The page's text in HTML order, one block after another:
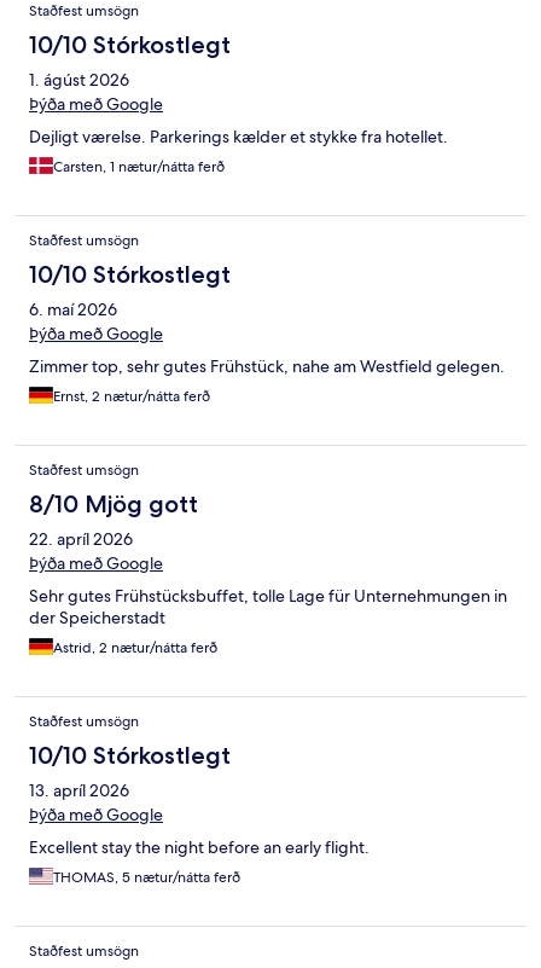
Staðfest umsögn
10/10 Stórkostlegt
1. ágúst 2026
Þýða með Google
Dejligt værelse. Parkerings kælder et stykke fra hotellet.
Carsten, 1 nætur/nátta ferð
Staðfest umsögn
10/10 Stórkostlegt
6. maí 2026
Þýða með Google
Zimmer top, sehr gutes Frühstück, nahe am Westfield gelegen.
Ernst, 2 nætur/nátta ferð
Staðfest umsögn
8/10 Mjög gott
22. apríl 2026
Þýða með Google
Sehr gutes Frühstücksbuffet, tolle Lage für Unternehmungen in
der Speicherstadt
Astrid, 2 nætur/nátta ferð
Staðfest umsögn
10/10 Stórkostlegt
13. apríl 2026
Þýða með Google
Excellent stay the night before an early flight.
THOMAS, 5 nætur/nátta ferð
Staðfest umsögn